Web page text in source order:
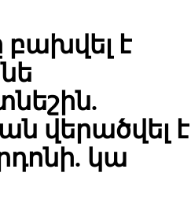
բախվել է
վերածվել է
կա